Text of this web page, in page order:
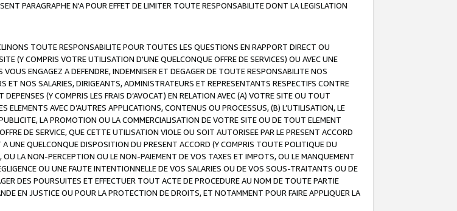
PARAGRAPHE N'A POUR EFFET DE LIMITER TOUTE RESPONSABILITE DONT LA LEGISLATION
TOUTE RESPONSABILITE POUR TOUTES LES QUESTIONS EN RAPPORT DIRECT OU
(Y COMPRIS VOTRE UTILISATION D'UNE QUELCONQUE OFFRE DE SERVICES) OU AVEC UNE
ENGAGEZ A DEFENDRE, INDEMNISER ET DEGAGER DE TOUTE RESPONSABILITE NOS
ET NOS SALARIES, DIRIGEANTS, ADMINISTRATEURS ET REPRESENTANTS RESPECTIFS CONTRE
(Y COMPRIS LES FRAIS D’AVOCAT) EN RELATION AVEC (A) VOTRE SITE OU TOUT
ELEMENTS AVEC D’AUTRES APPLICATIONS, CONTENUS OU PROCESSUS, (B) L’UTILISATION, LE
LA PROMOTION OU LA COMMERCIALISATION DE VOTRE SITE OU DE TOUT ELEMENT
DE SERVICE, QUE CETTE UTILISATION VIOLE OU SOIT AUTORISEE PAR LE PRESENT ACCORD
UNE QUELCONQUE DISPOSITION DU PRESENT ACCORD (Y COMPRIS TOUTE POLITIQUE DU
LA NON-PERCEPTION OU LE NON-PAIEMENT DE VOS TAXES ET IMPOTS, OU LE MANQUEMENT
OU UNE FAUTE INTENTIONNELLE DE VOS SALARIES OU DE VOS SOUS-TRAITANTS OU DE
DES POURSUITES ET EFFECTUER TOUT ACTE DE PROCEDURE AU NOM DE TOUTE PARTIE
EN JUSTICE OU POUR LA PROTECTION DE DROITS, ET NOTAMMENT POUR FAIRE APPLIQUER LA